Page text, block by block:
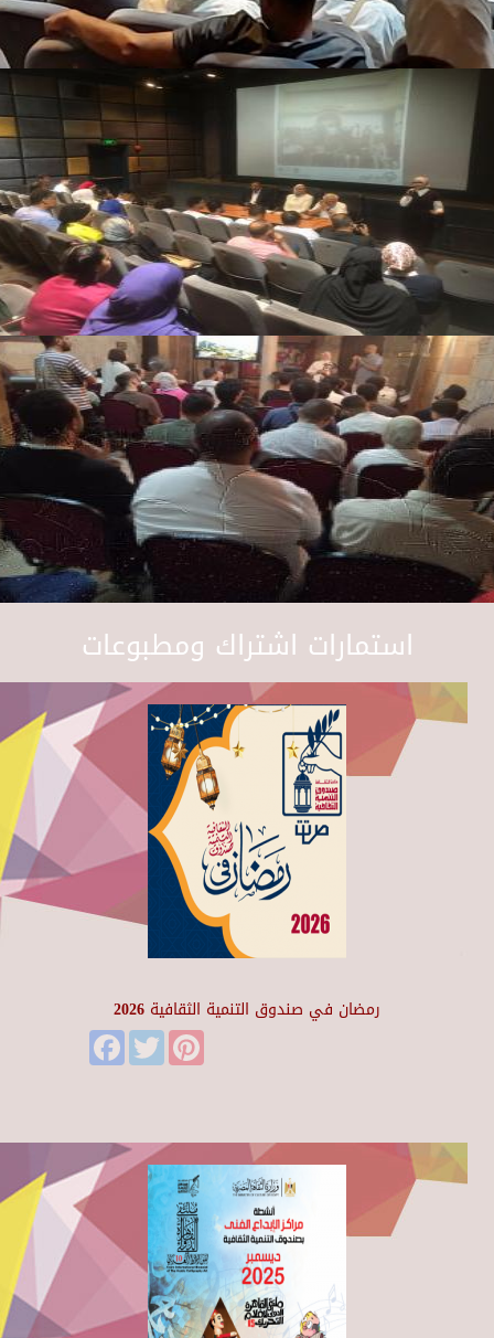
استمارات اشتراك ومطبوعات
رمضان في صندوق التنمية الثقافية 2026
FacebookTwitter